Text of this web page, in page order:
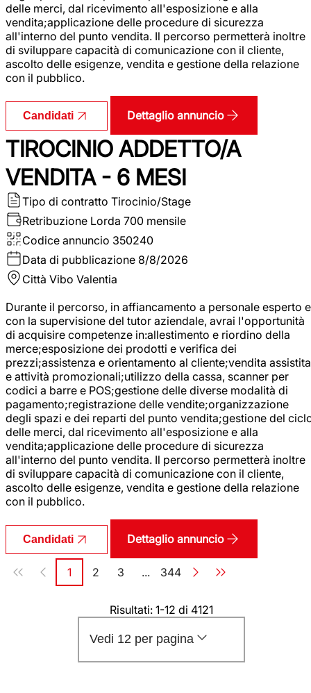
delle merci, dal ricevimento all'esposizione e alla
vendita;applicazione delle procedure di sicurezza
all'interno del punto vendita. Il percorso permetterà inoltre
di sviluppare capacità di comunicazione con il cliente,
ascolto delle esigenze, vendita e gestione della relazione
con il pubblico.
Candidati Dettaglio annuncio
TIROCINIO ADDETTO/A
VENDITA - 6 MESI
Tipo di contratto Tirocinio/Stage
Retribuzione Lorda 700 mensile
Codice annuncio 350240
Data di pubblicazione 8/8/2026
Città Vibo Valentia
Durante il percorso, in affiancamento a personale esperto e
con la supervisione del tutor aziendale, avrai l'opportunità
di acquisire competenze in:allestimento e riordino della
merce;esposizione dei prodotti e verifica dei
prezzi;assistenza e orientamento al cliente;vendita assistita
e attività promozionali;utilizzo della cassa, scanner per
codici a barre e POS;gestione delle diverse modalità di
pagamento;registrazione delle vendite;organizzazione
degli spazi e dei reparti del punto vendita;gestione del
delle merci, dal ricevimento all'esposizione e alla
vendita;applicazione delle procedure di sicurezza
all'interno del punto vendita. Il percorso permetterà inoltre
di sviluppare capacità di comunicazione con il cliente,
ascolto delle esigenze, vendita e gestione della relazione
con il pubblico.
Candidati Dettaglio annuncio
Paginazione
Pagina
1 Pagina
2 Pagina
3 ... Pagina
344
Risultati: 1-12 di 4121
Vedi 12 per pagina